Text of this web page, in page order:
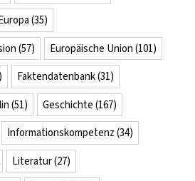
(35)
(57) Europäische Union (101)
Faktendatenbank(31)
(51) Geschichte (167)
Informationskompetenz (34)
Literatur(27)